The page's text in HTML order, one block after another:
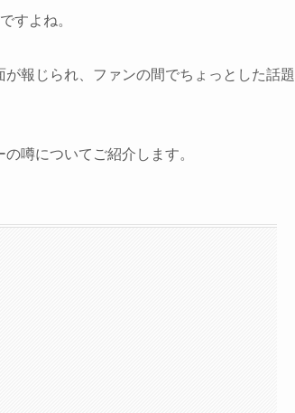
すよね。
が報じられ、ファンの間でちょっとした話題
噂についてご紹介します。